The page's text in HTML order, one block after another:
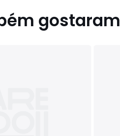
gostaram